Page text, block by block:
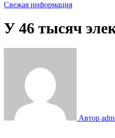
Свежая информация
У 46 тысяч
Автор